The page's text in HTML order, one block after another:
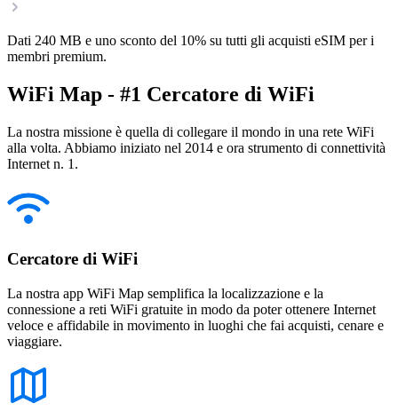
Dati 240 MB e uno sconto del 10% su tutti gli acquisti eSIM per i
membri premium.
WiFi Map - #1 Cercatore di WiFi
La nostra missione è quella di collegare il mondo in una rete WiFi
alla volta. Abbiamo iniziato nel 2014 e ora strumento di connettività
Internet n. 1.
Cercatore di WiFi
La nostra app WiFi Map semplifica la localizzazione e la
connessione a reti WiFi gratuite in modo da poter ottenere Internet
veloce e affidabile in movimento in luoghi che fai acquisti, cenare e
viaggiare.